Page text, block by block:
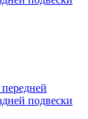
подвески